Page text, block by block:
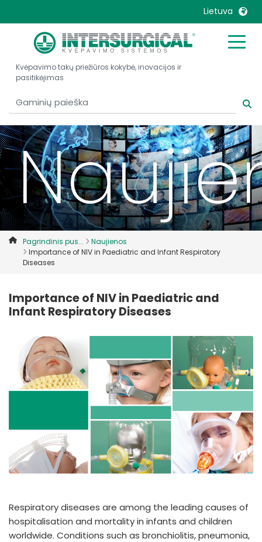
Lietuva
United Kingdom
United States
Belgique, Français
Canada, English
Canada, Français
China
Colombia
Denmark
Deutschland
Malaysia
Mexico
Nederlands
Norway
Portugal
Russia
Sweden
International English
Kvėpavimo takų priežiūros kokybė, inovacijos ir
pasitikėjimas
Pagrindinis pus...
Naujienos
Importance of NIV in Paediatric and Infant Respiratory
Diseases
Importance of NIV in Paediatric and
Infant Respiratory Diseases
Respiratory diseases are among the leading causes of
hospitalisation and mortality in infants and children
worldwide. Conditions such as bronchiolitis, pneumonia,